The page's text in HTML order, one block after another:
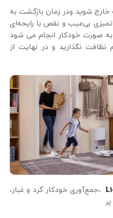
خارج شوید ودر زمان بازگشت به
بی‌عیب و نقص با رایحه‌ای
به ‌صورت خودکار انجام می شود
نظافت نگذارید و در نهایت از
،جمع‌آوری خودکار گرد و غبار،